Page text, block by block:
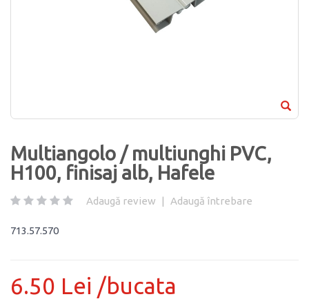
Multiangolo / multiunghi PVC,
H100, finisaj alb, Hafele
Adaugă review | Adaugă întrebare
713.57.570
6.50 Lei /bucata